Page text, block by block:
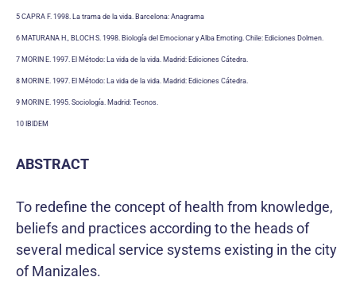
5 CAPRA F. 1998. La trama de la vida. Barcelona: Anagrama
6 MATURANA H., BLOCH S. 1998. Biología del Emocionar y Alba Emoting. Chile: Ediciones Dolmen.
7 MORIN E. 1997. El Método: La vida de la vida. Madrid: Ediciones Cátedra.
8 MORIN E. 1997. El Método: La vida de la vida. Madrid: Ediciones Cátedra.
9 MORIN E. 1995. Sociología. Madrid: Tecnos.
10 IBIDEM
ABSTRACT
To redefine the concept of health from knowledge,
beliefs and practices according to the heads of
several medical service systems existing in the city
of Manizales.